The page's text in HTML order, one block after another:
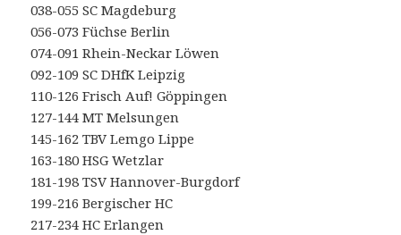
038-055 SC Magdeburg
056-073 Füchse Berlin
074-091 Rhein-Neckar Löwen
092-109 SC DHfK Leipzig
110-126 Frisch Auf! Göppingen
127-144 MT Melsungen
145-162 TBV Lemgo Lippe
163-180 HSG Wetzlar
181-198 TSV Hannover-Burgdorf
199-216 Bergischer HC
217-234 HC Erlangen